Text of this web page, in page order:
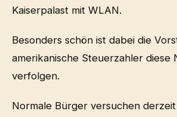
Kaiserpalast mit WLAN.
Besonders schön ist dabei die
amerikanische Steuerzahler diese
verfolgen.
Normale Bürger versuchen